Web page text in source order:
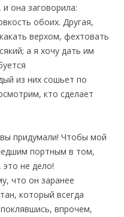
и она заговорила:
обоих. Другая,
верхом, фехтовать
а я хочу дать им
из них сошьет по
кто сделает
придумали! Чтобы мой
портным в том,
не дело!
что он заранее
который всегда
впрочем,